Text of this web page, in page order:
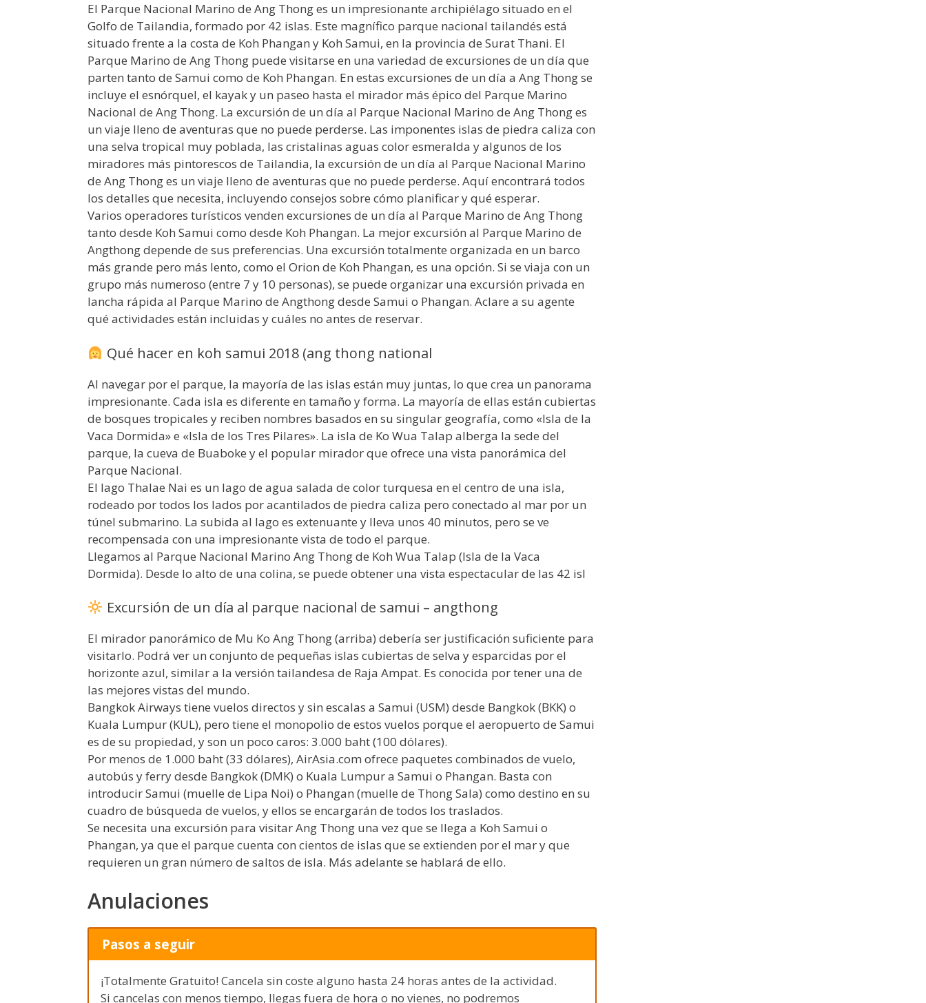
El Parque Nacional Marino de Ang Thong es un impresionante archipiélago situado en el
Golfo de Tailandia, formado por 42 islas. Este magnífico parque nacional tailandés está
situado frente a la costa de Koh Phangan y Koh Samui, en la provincia de Surat Thani. El
Parque Marino de Ang Thong puede visitarse en una variedad de excursiones de un día que
parten tanto de Samui como de Koh Phangan. En estas excursiones de un día a Ang Thong se
incluye el esnórquel, el kayak y un paseo hasta el mirador más épico del Parque Marino
Nacional de Ang Thong. La excursión de un día al Parque Nacional Marino de Ang Thong es
un viaje lleno de aventuras que no puede perderse. Las imponentes islas de piedra caliza con
una selva tropical muy poblada, las cristalinas aguas color esmeralda y algunos de los
miradores más pintorescos de Tailandia, la excursión de un día al Parque Nacional Marino
de Ang Thong es un viaje lleno de aventuras que no puede perderse. Aquí encontrará todos
los detalles que necesita, incluyendo consejos sobre cómo planificar y qué esperar.
Varios operadores turísticos venden excursiones de un día al Parque Marino de Ang Thong
tanto desde Koh Samui como desde Koh Phangan. La mejor excursión al Parque Marino de
Angthong depende de sus preferencias. Una excursión totalmente organizada en un barco
más grande pero más lento, como el Orion de Koh Phangan, es una opción. Si se viaja con un
grupo más numeroso (entre 7 y 10 personas), se puede organizar una excursión privada en
lancha rápida al Parque Marino de Angthong desde Samui o Phangan. Aclare a su agente
qué actividades están incluidas y cuáles no antes de reservar.
Qué hacer en koh samui 2018 (ang thong national
Al navegar por el parque, la mayoría de las islas están muy juntas, lo que crea un panorama
impresionante. Cada isla es diferente en tamaño y forma. La mayoría de ellas están cubiertas
de bosques tropicales y reciben nombres basados en su singular geografía, como «Isla de la
Vaca Dormida» e «Isla de los Tres Pilares». La isla de Ko Wua Talap alberga la sede del
parque, la cueva de Buaboke y el popular mirador que ofrece una vista panorámica del
Parque Nacional.
El lago Thalae Nai es un lago de agua salada de color turquesa en el centro de una isla,
rodeado por todos los lados por acantilados de piedra caliza pero conectado al mar por un
túnel submarino. La subida al lago es extenuante y lleva unos 40 minutos, pero se ve
recompensada con una impresionante vista de todo el parque.
Llegamos al Parque Nacional Marino Ang Thong de Koh Wua Talap (Isla de la Vaca
Dormida). Desde lo alto de una colina, se puede obtener una vista espectacular de las 42 isl
Excursión de un día al parque nacional de samui – angthong
El mirador panorámico de Mu Ko Ang Thong (arriba) debería ser justificación suficiente para
visitarlo. Podrá ver un conjunto de pequeñas islas cubiertas de selva y esparcidas por el
horizonte azul, similar a la versión tailandesa de Raja Ampat. Es conocida por tener una de
las mejores vistas del mundo.
Bangkok Airways tiene vuelos directos y sin escalas a Samui (USM) desde Bangkok (BKK) o
Kuala Lumpur (KUL), pero tiene el monopolio de estos vuelos porque el aeropuerto de Samui
es de su propiedad, y son un poco caros: 3.000 baht (100 dólares).
Por menos de 1.000 baht (33 dólares), AirAsia.com ofrece paquetes combinados de vuelo,
autobús y ferry desde Bangkok (DMK) o Kuala Lumpur a Samui o Phangan. Basta con
introducir Samui (muelle de Lipa Noi) o Phangan (muelle de Thong Sala) como destino en su
cuadro de búsqueda de vuelos, y ellos se encargarán de todos los traslados.
Se necesita una excursión para visitar Ang Thong una vez que se llega a Koh Samui o
Phangan, ya que el parque cuenta con cientos de islas que se extienden por el mar y que
requieren un gran número de saltos de isla. Más adelante se hablará de ello.
Anulaciones
Pasos a seguir
¡Totalmente Gratuito! Cancela sin coste alguno hasta 24 horas antes de la actividad.
Si cancelas con menos tiempo, llegas fuera de hora o no vienes, no podremos